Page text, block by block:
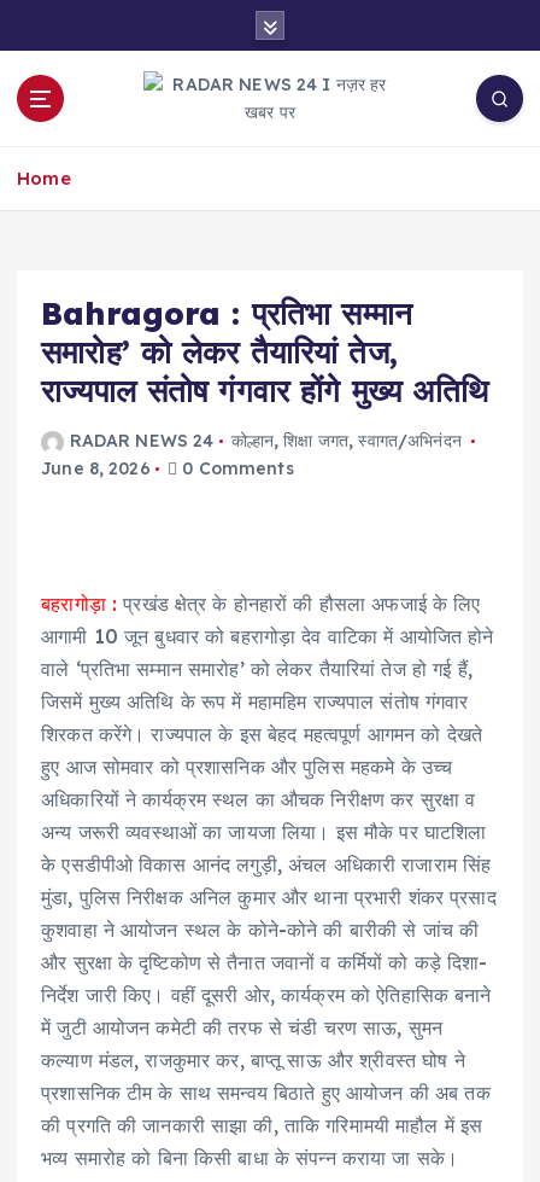
o
Home
Bahragora : प्रतिभा सम्मान
समारोह’ को लेकर तैयारियां तेज,
राज्यपाल संतोष गंगवार होंगे मुख्य अतिथि
RADAR NEWS 24 कोल्हान,शिक्षा जगत,स्वागत/अभिनंदन
June 8, 2026
0 Comments
बहरागोड़ा : प्रखंड क्षेत्र के होनहारों की हौसला अफजाई के लिए
आगामी 10 जून बुधवार को बहरागोड़ा देव वाटिका में आयोजित होने
वाले ‘प्रतिभा सम्मान समारोह’ को लेकर तैयारियां तेज हो गई हैं,
जिसमें मुख्य अतिथि के रूप में महामहिम राज्यपाल संतोष गंगवार
शिरकत करेंगे। राज्यपाल के इस बेहद महत्वपूर्ण आगमन को देखते
हुए आज सोमवार को प्रशासनिक और पुलिस महकमे के उच्च
अधिकारियों ने कार्यक्रम स्थल का औचक निरीक्षण कर सुरक्षा व
अन्य जरूरी व्यवस्थाओं का जायजा लिया। इस मौके पर घाटशिला
के एसडीपीओ विकास आनंद लगुड़ी, अंचल अधिकारी राजाराम सिंह
मुंडा, पुलिस निरीक्षक अनिल कुमार और थाना प्रभारी शंकर प्रसाद
कुशवाहा ने आयोजन स्थल के कोने-कोने की बारीकी से जांच की
और सुरक्षा के दृष्टिकोण से तैनात जवानों व कर्मियों को कड़े दिशा-
निर्देश जारी किए। वहीं दूसरी ओर, कार्यक्रम को ऐतिहासिक बनाने
में जुटी आयोजन कमेटी की तरफ से चंडी चरण साऊ, सुमन
कल्याण मंडल, राजकुमार कर, बाप्तू साऊ और श्रीवस्त घोष ने
प्रशासनिक टीम के साथ समन्वय बिठाते हुए आयोजन की अब तक
की प्रगति की जानकारी साझा की, ताकि गरिमामयी माहौल में इस
भव्य समारोह को बिना किसी बाधा के संपन्न कराया जा सके।